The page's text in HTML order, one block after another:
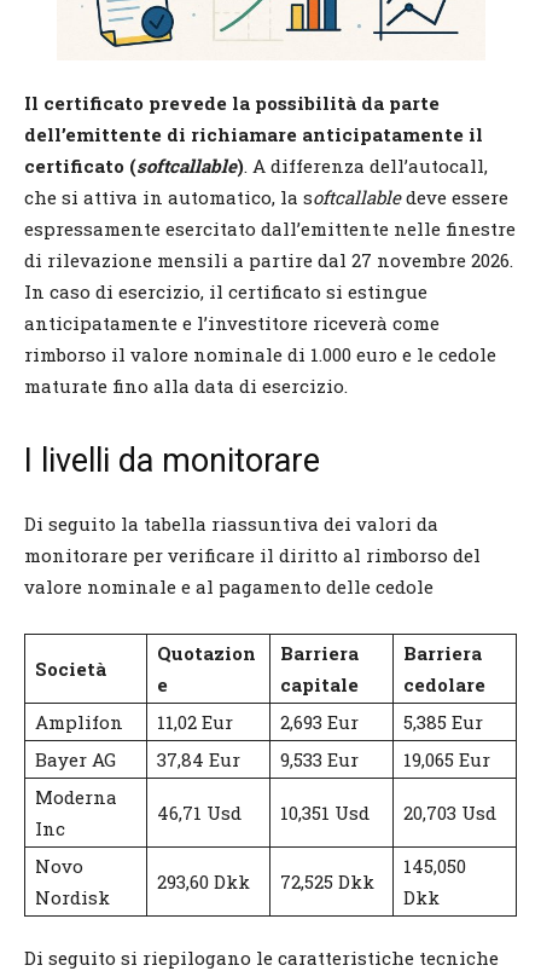
Il certificato prevede la possibilità da parte
dell’emittente di richiamare anticipatamente il
certificato (softcallable). A differenza dell’autocall,
che si attiva in automatico, la softcallabledeve essere
espressamente esercitato dall’emittente nelle finestre
di rilevazione mensili a partire dal 27 novembre 2026.
In caso di esercizio, il certificato si estingue
anticipatamente e l’investitore riceverà come
rimborso il valore nominale di 1.000 euro e le cedole
maturate fino alla data di esercizio.
I livelli da monitorare
Di seguito la tabella riassuntiva dei valori da
monitorare per verificare il diritto al rimborso del
valore nominale e al pagamento delle cedole
Società
Quotazion
e
Barriera
capitale
Barriera
cedolare
Amplifon
11,02 Eur 2,693 Eur
5,385 Eur
Bayer AG
37,84 Eur 9,533 Eur
19,065 Eur
Moderna
Inc
46,71 Usd 10,351 Usd 20,703 Usd
Novo
Nordisk
293,60 Dkk 72,525 Dkk
145,050
Dkk
Di seguito si riepilogano le caratteristiche tecniche